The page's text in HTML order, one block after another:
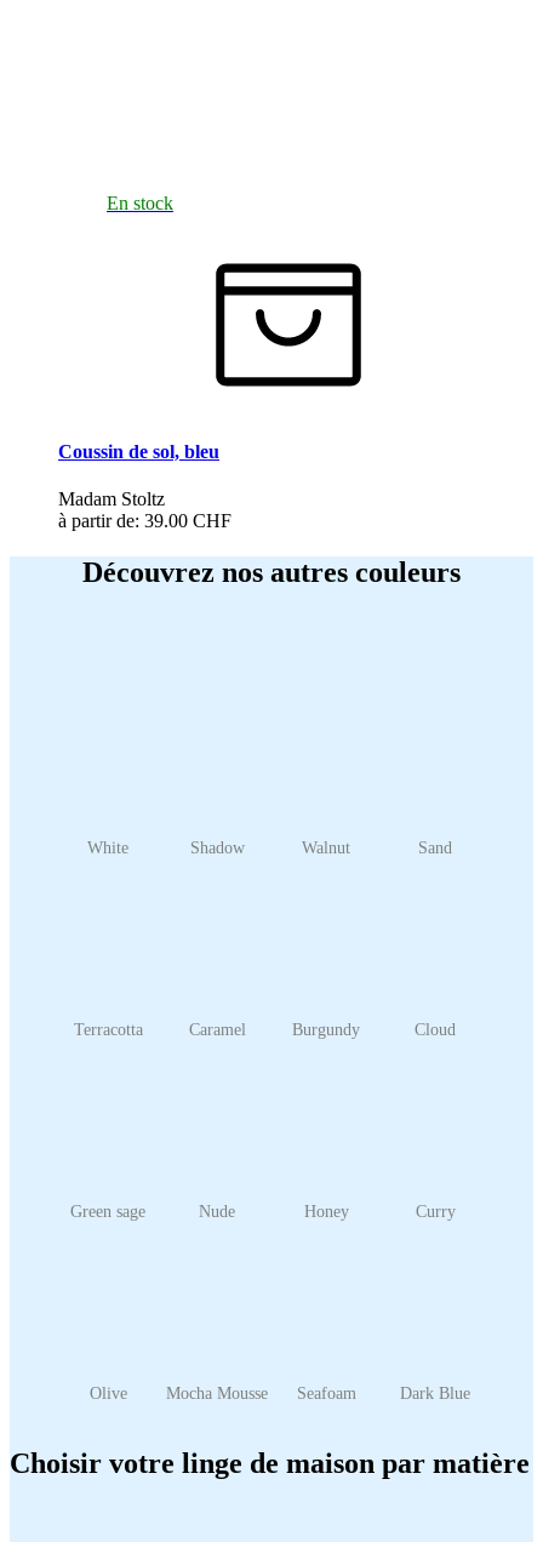
En stock
Coussin de sol, bleu
Madam Stoltz
à partir de: 39.00 CHF
Découvrez nos autres couleurs
White Shadow Walnut Sand
Terracotta Caramel Burgundy Cloud
Green sage Nude Honey Curry
Olive Mocha Mousse Seafoam Dark Blue
Choisir votre linge de maison par matière